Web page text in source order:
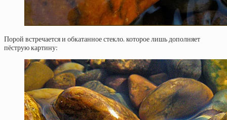
Порой встречается и обкатанное стекло. которое лишь дополняет
пёструю картину: